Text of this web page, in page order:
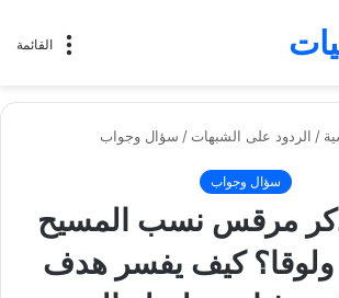
القائمة
/ الردود على الشبهات / سؤال وجواب
سؤال وجواب
يذكر مرقس نسب المسيح
كيف يفسر هدف